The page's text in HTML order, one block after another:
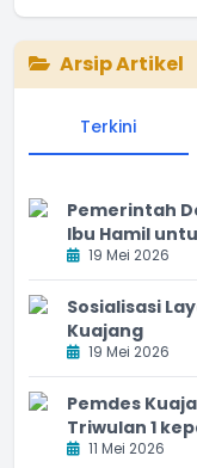
Arsip Artikel
Terkini
Pemerintah
Ibu Hamil
19 Mei 2026
Sosialisasi
Kuajang
19 Mei 2026
Pemdes
Triwulan 1
11 Mei 2026